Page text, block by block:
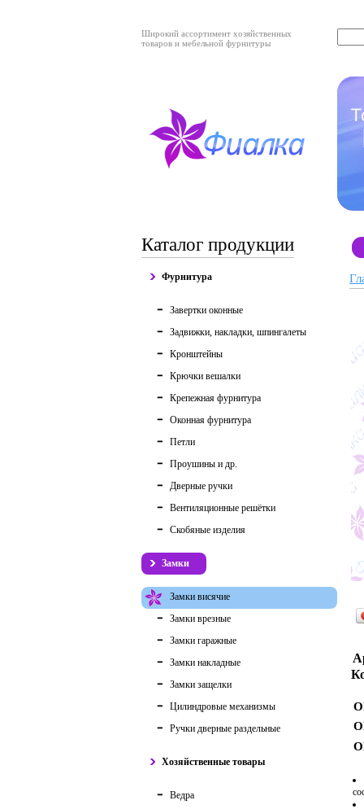
Широкий ассортимент хозяйственных
товаров и мебельной фурнитуры
Каталог продукции
Фурнитура
Завертки оконные
Задвижки, накладки, шпингалеты
Кронштейны
Крючки вешалки
Крепежная фурнитура
Оконная фурнитура
Петли
Проушины и др.
Дверные ручки
Вентиляционные решётки
Скобяные изделия
Замки
Замки висячие
Замки врезные
Замки гаражные
Замки накладные
Замки защелки
Цилиндровые механизмы
Ручки дверные раздельные
Хозяйственные товары
Ведра